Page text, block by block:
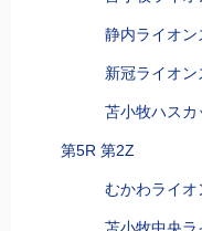
静内ライオン
新冠ライオン
苫小牧ハス
第5R 第2Z
むかわライオ